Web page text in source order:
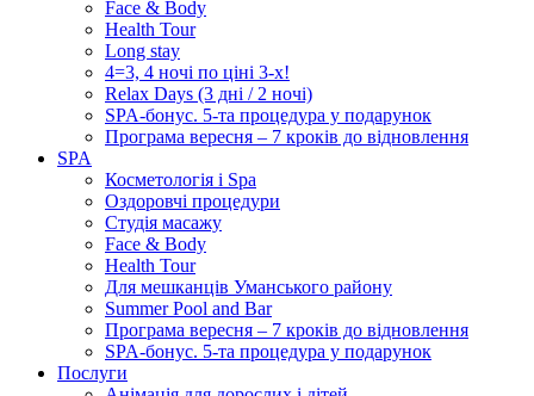
Face & Body
Health Tour
Long stay
4=3, 4 ночі по ціні 3-х!
Relax Days (3 дні / 2 ночі)
SPA-бонус. 5-та процедура у подарунок
Програма вересня – 7 кроків до відновлення
SPA
Косметологія і Spa
Оздоровчі процедури
Студія масажу
Face & Body
Health Tour
Для мешканців Уманського району
Summer Pool and Bar
Програма вересня – 7 кроків до відновлення
SPA-бонус. 5-та процедура у подарунок
Послуги